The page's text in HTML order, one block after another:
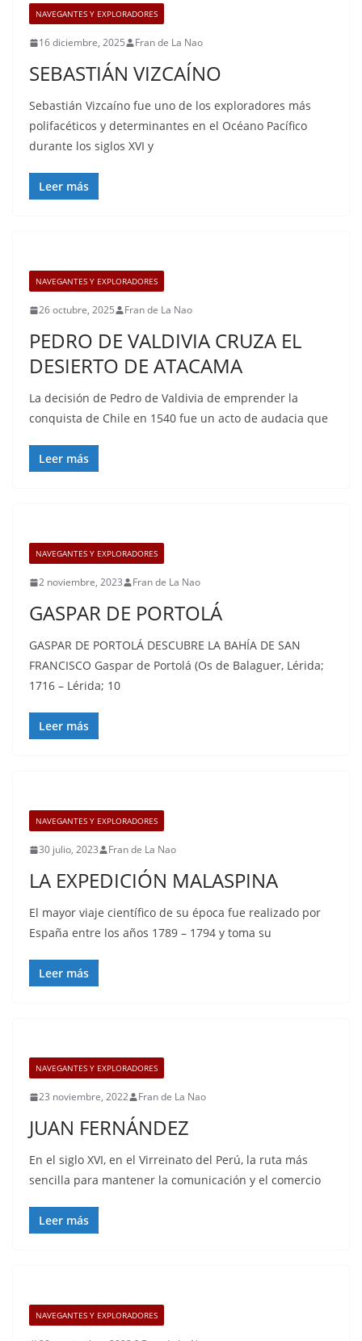
NAVEGANTES Y EXPLORADORES
16 diciembre, 2025 Fran de La Nao
SEBASTIÁN VIZCAÍNO
Sebastián Vizcaíno fue uno de los exploradores más
polifacéticos y determinantes en el Océano Pacífico
durante los siglos XVI y
Leer más
NAVEGANTES Y EXPLORADORES
26 octubre, 2025 Fran de La Nao
PEDRO DE VALDIVIA CRUZA EL
DESIERTO DE ATACAMA
La decisión de Pedro de Valdivia de emprender la
conquista de Chile en 1540 fue un acto de audacia que
Leer más
NAVEGANTES Y EXPLORADORES
2 noviembre, 2023 Fran de La Nao
GASPAR DE PORTOLÁ
GASPAR DE PORTOLÁ DESCUBRE LA BAHÍA DE SAN
FRANCISCO Gaspar de Portolá (Os de Balaguer, Lérida;
1716 – Lérida; 10
Leer más
NAVEGANTES Y EXPLORADORES
30 julio, 2023 Fran de La Nao
LA EXPEDICIÓN MALASPINA
El mayor viaje científico de su época fue realizado por
España entre los años 1789 – 1794 y toma su
Leer más
NAVEGANTES Y EXPLORADORES
23 noviembre, 2022 Fran de La Nao
JUAN FERNÁNDEZ
En el siglo XVI, en el Virreinato del Perú, la ruta más
sencilla para mantener la comunicación y el comercio
Leer más
NAVEGANTES Y EXPLORADORES